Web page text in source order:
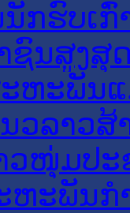
ກຮົບເກົ່
ຊົນສູງສຸ
ຫະພັນ
ວລາວສ້
ວໜຸ່ມປະ
ຫະພັນກ